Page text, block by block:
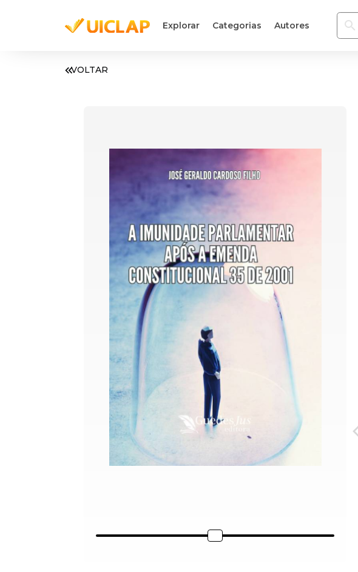
Explorar Categorias Autores
VOLTAR